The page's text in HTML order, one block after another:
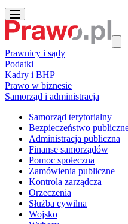
Prawnicy i sądy
Podatki
Kadry i BHP
Prawo w biznesie
Samorząd i administracja
Samorząd terytorialny
Bezpieczeństwo
Administracja publiczna
Finanse samorządów
Pomoc społeczna
Zamówienia publiczne
Kontrola zarządcza
Orzeczenia
Służba cywilna
Wojsko